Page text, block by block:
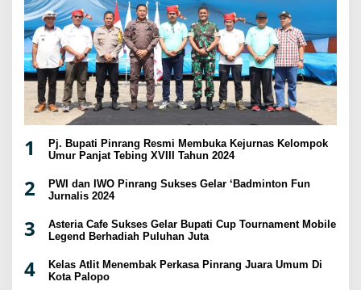
1
Pj. Bupati Pinrang Resmi Membuka Kejurnas Kelompok
Umur Panjat Tebing XVIII Tahun 2024
2
PWI dan IWO Pinrang Sukses Gelar ‘Badminton Fun
Jurnalis 2024
3
Asteria Cafe Sukses Gelar Bupati Cup Tournament Mobile
Legend Berhadiah Puluhan Juta
4
Kelas Atlit Menembak Perkasa Pinrang Juara Umum Di
Kota Palopo